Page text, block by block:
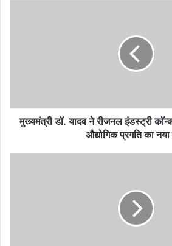
मुख्यमंत्री डॉ. यादव ने रीजनल इंडस्ट्री
औद्योगिक प्रगति का